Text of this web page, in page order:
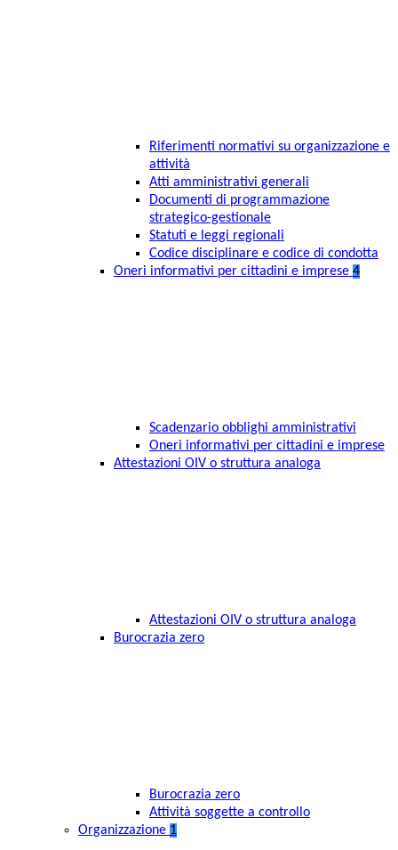
Riferimenti normativi su organizzazione e
attività
Atti amministrativi generali
Documenti di programmazione
strategico-gestionale
Statuti e leggi regionali
Codice disciplinare e codice di condotta
Oneri informativi per cittadini e imprese 4
Scadenzario obblighi amministrativi
Oneri informativi per cittadini e imprese
Attestazioni OIV o struttura analoga
Attestazioni OIV o struttura analoga
Burocrazia zero
Burocrazia zero
Attività soggette a controllo
Organizzazione 1